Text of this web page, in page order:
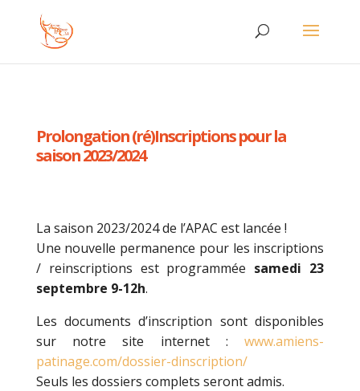
Prolongation (ré)Inscriptions pour la
saison 2023/2024
La saison 2023/2024 de l’APAC est lancée !
Une nouvelle permanence pour les inscriptions
/ reinscriptions est programmée samedi 23
septembre 9-12h.
Les documents d’inscription sont disponibles
sur notre site internet :www.amiens-
patinage.com/dossier-dinscription/
Seuls les dossiers complets seront admis.